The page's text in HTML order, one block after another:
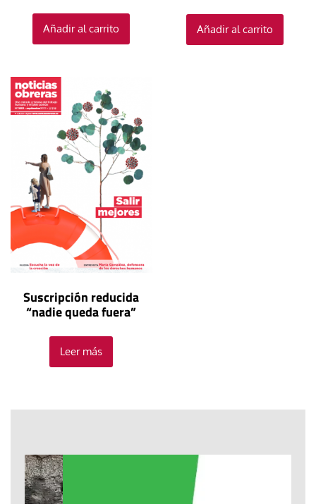
Añadir al carrito Añadir al carrito
Suscripción reducida
“nadie queda fuera”
Leer más